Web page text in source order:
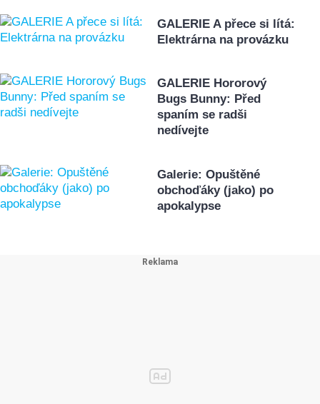
GALERIE A přece si lítá:
Elektrárna na provázku
GALERIE Hororový
Bugs Bunny: Před
spaním se radši
nedívejte
Galerie: Opuštěné
obchoďáky (jako) po
apokalypse